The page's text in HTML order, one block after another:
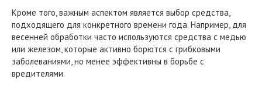
Кроме того, важным аспектом является выбор средства,
подходящего для конкретного времени года. Например, для
весенней обработки часто используются средства с медью
или железом, которые активно борются с грибковыми
заболеваниями, но менее эффективны в борьбе с
вредителями.